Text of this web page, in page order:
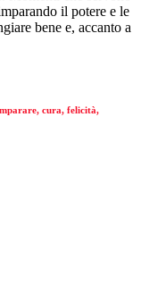
il potere e le
bene e, accanto a
cura, felicità,